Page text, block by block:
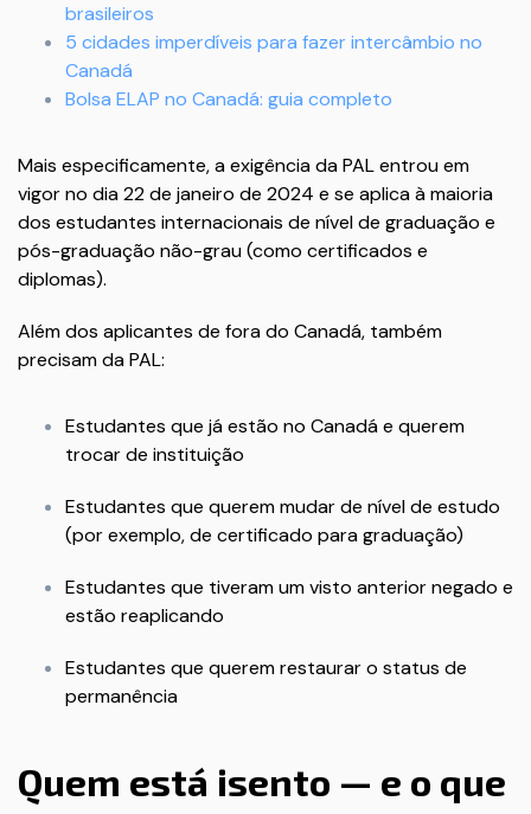
brasileiros
5 cidades imperdíveis para fazer intercâmbio no
Canadá
Bolsa ELAP no Canadá: guia completo
Mais especificamente, a exigência da PAL entrou em
vigor no dia 22 de janeiro de 2024 e se aplica à maioria
dos estudantes internacionais de nível de graduação e
pós-graduação não-grau (como certificados e
diplomas).
Além dos aplicantes de fora do Canadá, também
precisam da PAL:
Estudantes que já estão no Canadá e querem
trocar de instituição
Estudantes que querem mudar de nível de estudo
(por exemplo, de certificado para graduação)
Estudantes que tiveram um visto anterior negado e
estão reaplicando
Estudantes que querem restaurar o status de
permanência
Quem está isento — e o que